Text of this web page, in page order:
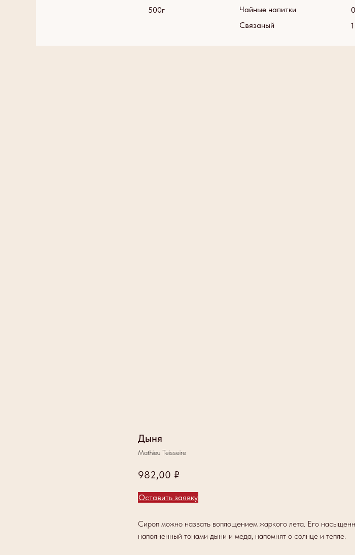
Чайные напитки
Связаный
500г
Дыня
Mathieu Teisseire
982,00 ₽
Оставить заявку
Сироп можно назвать воплощением жаркого лета. Его
наполненный тонами дыни и меда, напомнят о солнце и тепле.